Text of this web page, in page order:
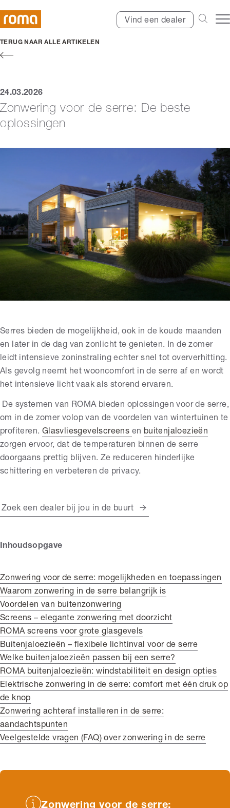
Vind een dealer
TERUG NAAR ALLE ARTIKELEN
24.03.2026
Zonwering voor de serre: De beste
oplossingen
Serres bieden de mogelijkheid, ook in de koude maanden
en later in de dag van zonlicht te genieten. In de zomer
leidt intensieve zoninstraling echter snel tot oververhitting.
Als gevolg neemt het wooncomfort in de serre af en wordt
het intensieve licht vaak als storend ervaren.
De systemen van ROMA bieden oplossingen voor de serre,
om in de zomer volop van de voordelen van wintertuinen te
profiteren. Glasvliesgevelscreens en buitenjaloezieën
zorgen ervoor, dat de temperaturen binnen de serre
doorgaans prettig blijven. Ze reduceren hinderlijke
schittering en verbeteren de privacy.
Zoek een dealer bij jou in de buurt
Inhoudsopgave
Zonwering voor de serre: mogelijkheden en toepassingen
Waarom zonwering in de serre belangrijk is
Voordelen van buitenzonwering
Screens – elegante zonwering met doorzicht
ROMA screens voor grote glasgevels
Buitenjaloezieën – flexibele lichtinval voor de serre
Welke buitenjaloezieën passen bij een serre?
ROMA buitenjaloezieën: windstabiliteit en design opties
Elektrische zonwering in de serre: comfort met één druk op
de knop
Zonwering achteraf installeren in de serre:
aandachtspunten
Veelgestelde vragen (FAQ) over zonwering in de serre
Zonwering voor de serre: